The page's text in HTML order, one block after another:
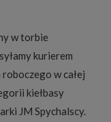
określają
smaku.
w torbie
kurierem
w całej
kiełbasy
JM Spychalscy.